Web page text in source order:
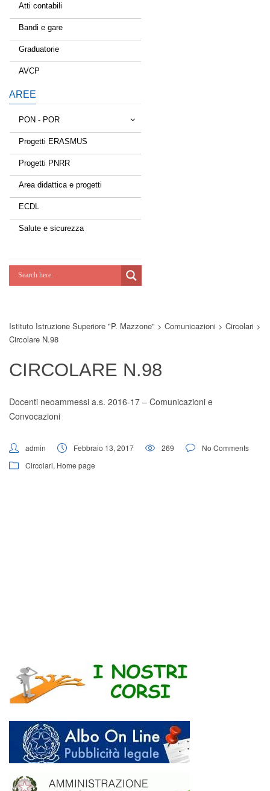
Atti contabili
Bandi e gare
Graduatorie
AVCP
AREE
PON - POR
Tessere la rete
Estate a scuola
Scuola d'estate
Lab Green
Potenziamoci
Progetti ERASMUS
Progetti PNRR
Area didattica e progetti
ECDL
Salute e sicurezza
Istituto Istruzione Superiore "P. Mazzone" > Comunicazioni > Circolari >
Circolare N.98
CIRCOLARE N.98
Docenti neoammessi a.s. 2016-17 – Comunicazioni e
Convocazioni
admin Febbraio 13, 2017 269
No Comments
Circolari, Home page